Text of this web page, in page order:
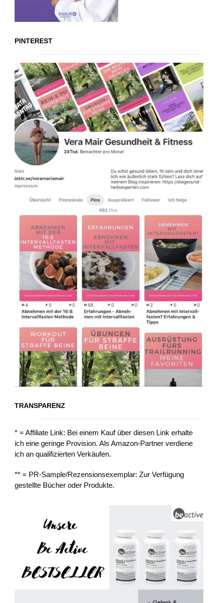
PINTEREST
TRANSPARENZ
* = Affiliate Link: Bei einem Kauf über diesen Link erhalte
ich eine geringe Provision. Als Amazon-Partner verdiene
ich an qualifizierten Verkäufen.
** = PR-Sample/Rezensionsexemplar: Zur Verfügung
gestellte Bücher oder Produkte.